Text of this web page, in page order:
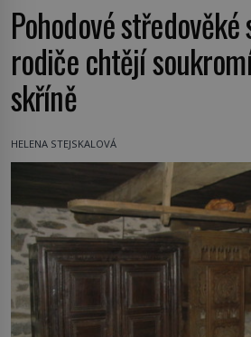
Pohodové středověké
rodiče chtějí
skříně
HELENA STEJSKALOVÁ